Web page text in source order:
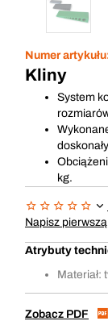
Numer
Kliny
System
kg.
Napisz
Atrybuty
Materiał:
Zobacz PDF